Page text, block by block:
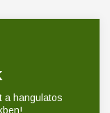
a hangulatos